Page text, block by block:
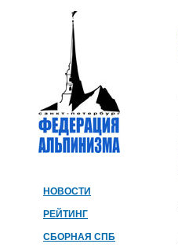
НОВОСТИ
РЕЙТИНГ
СБОРНАЯ СПБ